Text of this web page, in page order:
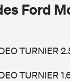
Ford
TURNIER
TURNIER